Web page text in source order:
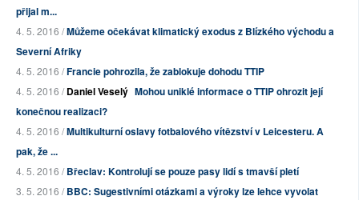
přijal m...
4. 5. 2016 /Můžeme očekávat klimatický exodus z Blízkého východu a
Severní Afriky
4. 5. 2016 /Francie pohrozila, že zablokuje dohodu TTIP
4. 5. 2016 /Daniel Veselý Mohou uniklé informace o TTIP ohrozit její
konečnou realizaci?
4. 5. 2016 /Multikulturní oslavy fotbalového vítězství v Leicesteru. A
pak, že ...
4. 5. 2016 /Břeclav: Kontrolují se pouze pasy lidí s tmavší pletí
3. 5. 2016 /BBC: Sugestivními otázkami a výroky lze lehce vyvolat